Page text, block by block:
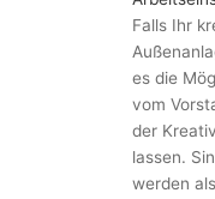
Falls Ihr
es die
vom
der
lassen.
werden